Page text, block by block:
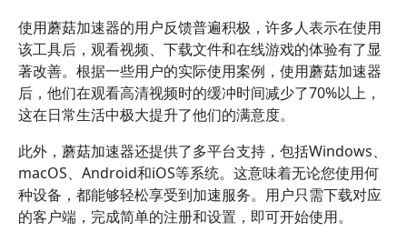
使用蘑菇加速器的用户反馈普遍积极，许多人表示在使用
该工具后，观看视频、下载文件和在线游戏的体验有了显
著改善。根据一些用户的实际使用案例，使用蘑菇加速器
后，他们在观看高清视频时的缓冲时间减少了70%以上，
这在日常生活中极大提升了他们的满意度。
此外，蘑菇加速器还提供了多平台支持，包括Windows、
macOS、Android和iOS等系统。这意味着无论您使用何
种设备，都能够轻松享受到加速服务。用户只需下载对应
的客户端，完成简单的注册和设置，即可开始使用。